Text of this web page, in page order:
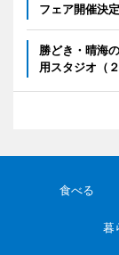
フェア開催決定
勝どき・晴海
用スタジオ（
食べる
暮